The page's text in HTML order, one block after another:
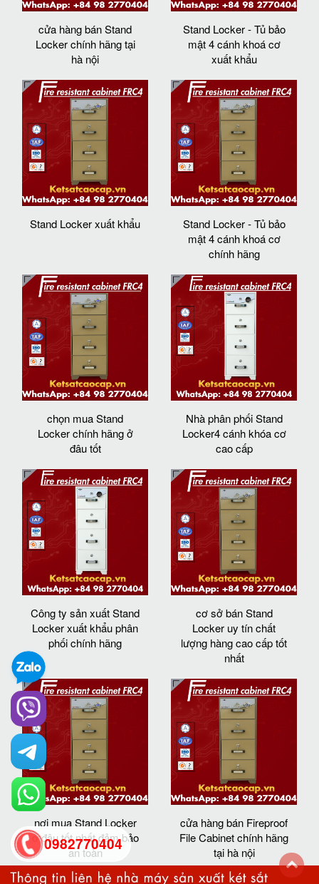
cửa hàng bán Stand
Locker chính hãng tại
hà nội
Stand Locker - Tủ bảo
mật 4 cánh khoá cơ
xuất khẩu
Stand Locker xuất khẩu
Stand Locker - Tủ bảo
mật 4 cánh khoá cơ
chính hãng
chọn mua Stand
Locker chính hãng ở
đâu tốt
Nhà phân phối Stand
Locker4 cánh khóa cơ
cao cấp
Công ty sản xuất Stand
Locker xuất khẩu phân
phối chính hãng
cơ sở bán Stand
Locker uy tín chất
lượng hàng cao cấp tốt
nhất
nơi mua Stand Locker
ở đâu tốt nhất đảm bảo
an toàn
cửa hàng bán Fireproof
File Cabinet chính hãng
tại hà nội
0982770404